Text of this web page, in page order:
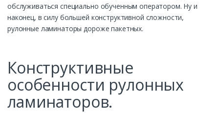
обслуживаться специально обученным оператором. Ну и
наконец, в силу большей конструктивной сложности,
рулонные ламинаторы дороже пакетных.
Конструктивные
особенности рулонных
ламинаторов.